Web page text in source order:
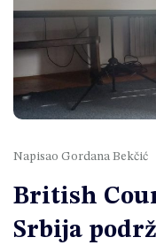
Napisao Gordana Bekčić
British
Srbija